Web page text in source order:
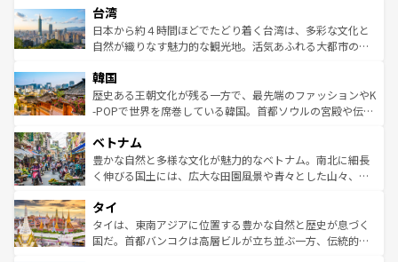
情報は
人々、おいしいローカルフードやハワイアンミュージッ
ク、伝統的なフラダンスなど、すべてがハワイの魅力を彩
っている。訪れるたびに新しい発見と感動が待っているハ
はコンテンツ一覧
リアリーフや大陸中央部にそびえるウルル（エアーズロッ
ク）、タスマニアの美しい原生林やケアンズの熱帯雨林な
ど、見どころがたくさん。また、カフェやワイン、オージ
いる。アクティビティも充実しており、サーフィンやダイ
ビング、ハイキングなど、アウトドア好きにはたまらな
い。オーストラリアの多彩な魅力を存分に味わいつくそ
参照してほしい。
台湾
日本から約４時間ほどでたどり着く台湾は、多彩な文化と
自然が織りなす魅力的な観光地。活気あふれる大都市の台
ン）、静ひつな山岳地帯である台湾東部など、都市の喧騒
と山間の静けさが共存しており、訪れる人に新しい発見と
驚きをもたらしてくれる。また、奥深い台湾の食文化も魅
容にもいいと評判のスイーツなど、バラエティ豊かな料理
が味わえる。 なお、新着の台湾情報は コンテンツ一覧を参
照してほしい。
韓国
歴史ある王朝文化が残る一方で、最先端のファッションやK
-POPで世界を席巻している韓国。首都ソウルの宮殿や伝統
き、地方に足を延ばせば四季折々の自然美を楽しむことが
できる。そして、キムチや焼肉、絶品のストリートフード
まで、さまざまな韓国料理が待っている。夜には、韓国な
リティに包まれながら、韓国の多彩な魅力を心ゆくまで味
わってみてほしい。 なお、新着の韓国情報はコンテンツ一
覧を参照してほしい。
ベトナム
豊かな自然と多様な文化が魅力的なベトナム。南北に細長
く伸びる国土には、広大な田園風景や青々とした山々、世
急速な発展と共に伝統が息づく。ハノイの古い町並みやホ
ーチミン市のフランス統治時代の建物も、独特の雰囲気を
醸し出している。また、バラエティの豊かさとおいしさで
タイ
タイは、東南アジアに位置する豊かな自然と歴史が息づく
国だ。首都バンコクは高層ビルが立ち並ぶ一方、伝統的な